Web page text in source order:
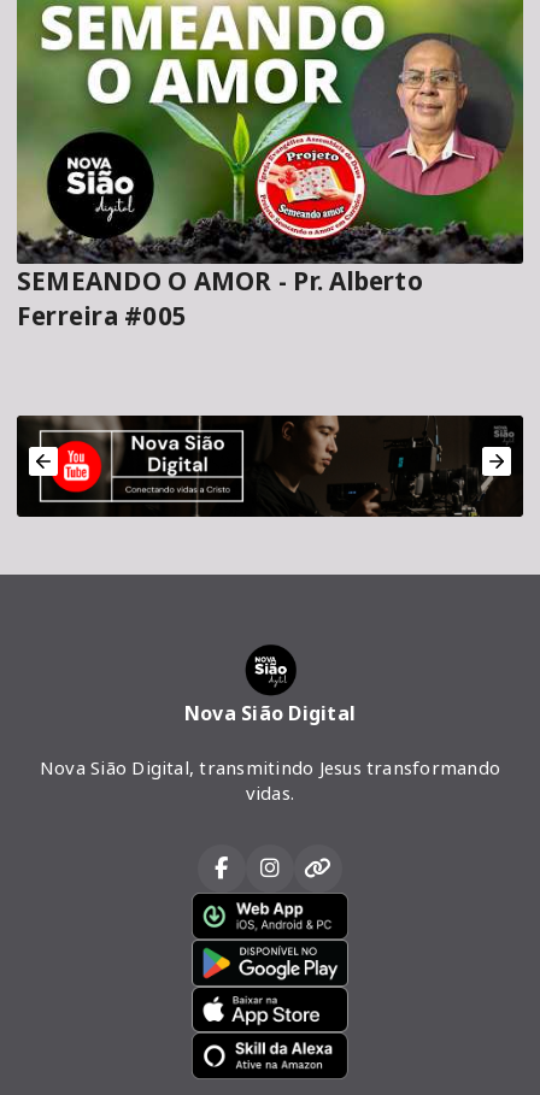
SEMEANDO O AMOR - Pr. Alberto
Ferreira #005
Nova Sião Digital
Nova Sião Digital, transmitindo Jesus transformando
vidas.